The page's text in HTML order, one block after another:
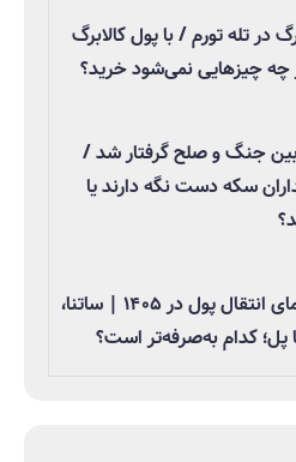
در تله تورم / با پول کالابرگ
چه چیزهایی نمی‌شود خرید؟
جنگ و صلح گرفتار شد /
سکه دست نگه دارند یا
راهنمای انتقال پول در ۱۴۰۵ | ساتنا،
پل؛ کدام به‌صرفه‌تر است؟